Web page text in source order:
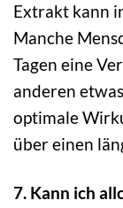
Extrakt kann
Manche
Tagen eine
anderen
optimale
über einen
7. Kann ich